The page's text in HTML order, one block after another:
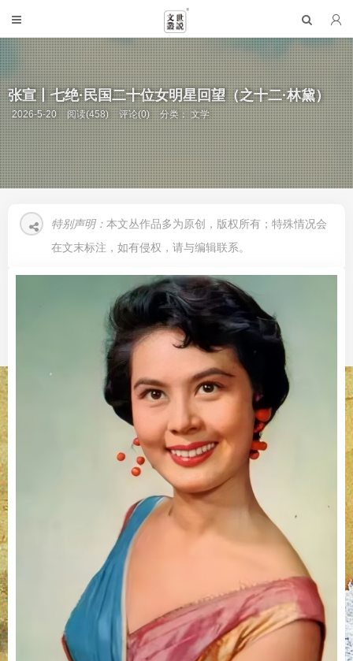
张宣丨七绝·民国二十位女明星回望（之十二·林黛）
2026-5-20 阅读(458) 评论(0) 分类：文学
特别声明： 本文丛作品多为原创，版权所有；特殊情况会
在文末标注，如有侵权，请与编辑联系。